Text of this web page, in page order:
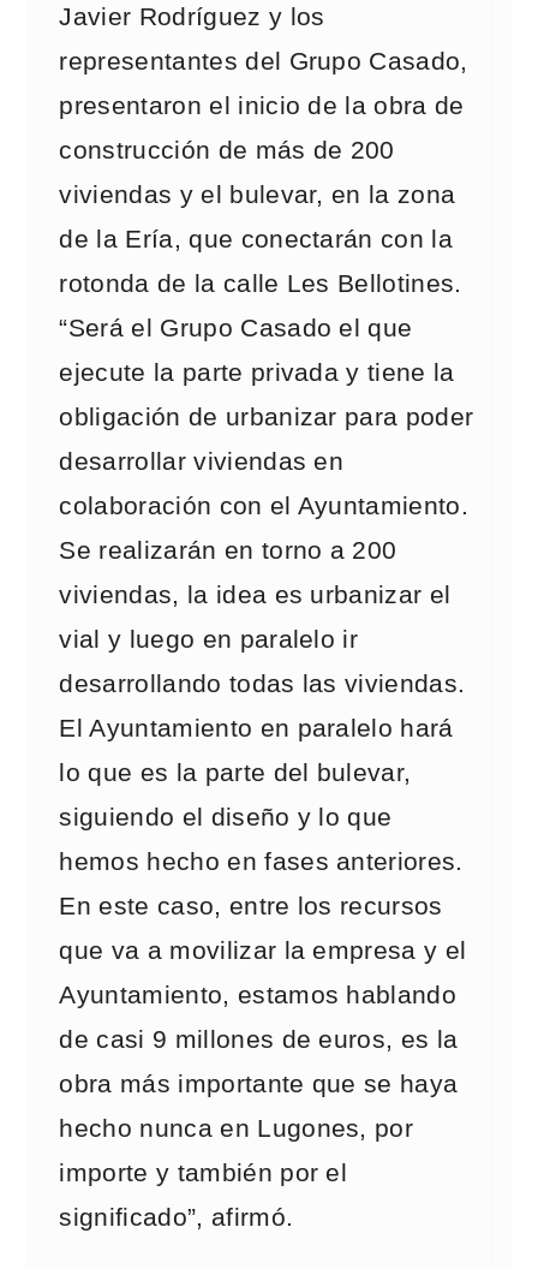
Javier Rodríguez y los
representantes del Grupo Casado,
presentaron el inicio de la obra de
construcción de más de 200
viviendas y el bulevar, en la zona
de la Ería, que conectarán con la
rotonda de la calle Les Bellotines.
“Será el Grupo Casado el que
ejecute la parte privada y tiene la
obligación de urbanizar para poder
desarrollar viviendas en
colaboración con el Ayuntamiento.
Se realizarán en torno a 200
viviendas, la idea es urbanizar el
vial y luego en paralelo ir
desarrollando todas las viviendas.
El Ayuntamiento en paralelo hará
lo que es la parte del bulevar,
siguiendo el diseño y lo que
hemos hecho en fases anteriores.
En este caso, entre los recursos
que va a movilizar la empresa y el
Ayuntamiento, estamos hablando
de casi 9 millones de euros, es la
obra más importante que se haya
hecho nunca en Lugones, por
importe y también por el
significado”, afirmó.